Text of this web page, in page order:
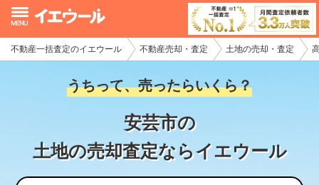
不動産一括査定のイエウール 不動産売却・査定 土地の売却・査定
うちって、売ったらいくら？
安芸市の
土地の売却査定ならイエウール
イエウール加盟希望の不動産会社様
初めての方へ
不動産の売却・一括査定